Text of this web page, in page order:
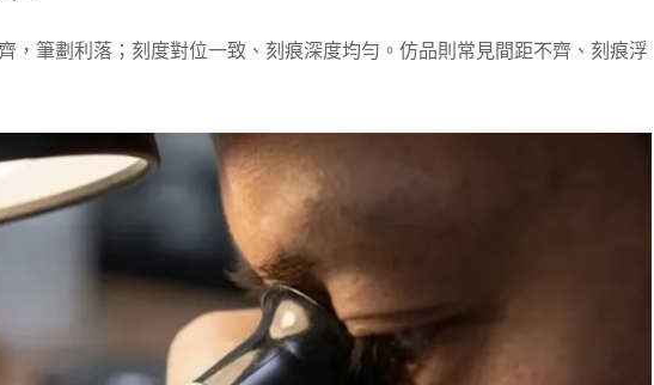
，筆劃利落；刻度對位一致、刻痕深度均勻。仿品則常見間距不齊、刻痕浮